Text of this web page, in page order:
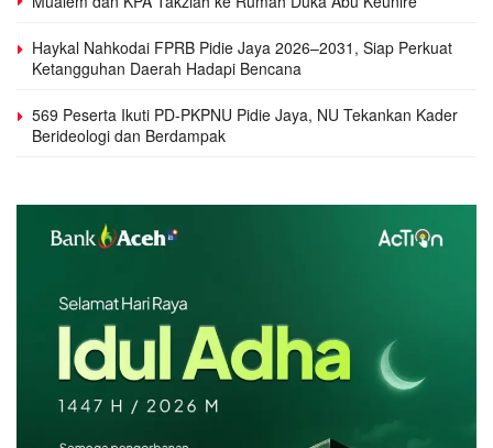
Haykal Nahkodai FPRB Pidie Jaya 2026–2031, Siap Perkuat
Ketangguhan Daerah Hadapi Bencana
569 Peserta Ikuti PD-PKPNU Pidie Jaya, NU Tekankan Kader
Berideologi dan Berdampak